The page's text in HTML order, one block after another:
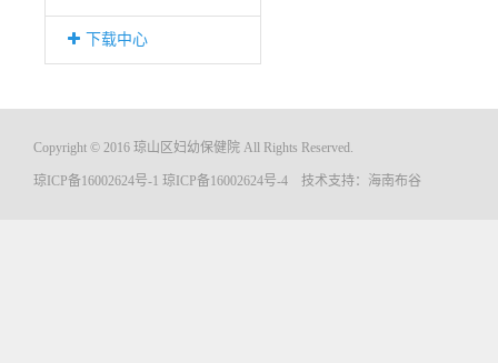
下载中心
Copyright © 2016 琼山区妇幼保健院 All Rights Reserved.
琼ICP备16002624号-1 琼ICP备16002624号-4 技术支持： 海南布谷